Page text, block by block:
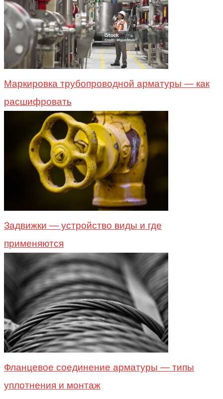
Маркировка трубопроводной арматуры — как
расшифровать
Задвижки — устройство виды и где
применяются
Фланцевое соединение арматуры — типы
уплотнения и монтаж